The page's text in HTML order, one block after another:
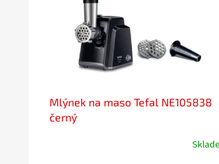
Mlýnek na maso Tefal NE105838
černý